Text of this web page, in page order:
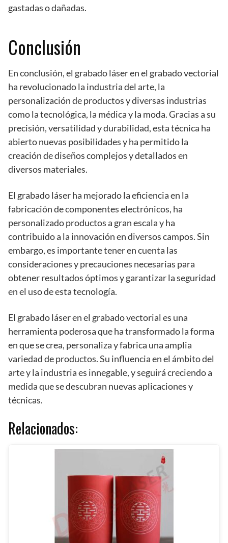
gastadas o dañadas.
Conclusión
En conclusión, el grabado láser en el grabado vectorial
ha revolucionado la industria del arte, la
personalización de productos y diversas industrias
como la tecnológica, la médica y la moda. Gracias a su
precisión, versatilidad y durabilidad, esta técnica ha
abierto nuevas posibilidades y ha permitido la
creación de diseños complejos y detallados en
diversos materiales.
El grabado láser ha mejorado la eficiencia en la
fabricación de componentes electrónicos, ha
personalizado productos a gran escala y ha
contribuido a la innovación en diversos campos. Sin
embargo, es importante tener en cuenta las
consideraciones y precauciones necesarias para
obtener resultados óptimos y garantizar la seguridad
en el uso de esta tecnología.
El grabado láser en el grabado vectorial es una
herramienta poderosa que ha transformado la forma
en que se crea, personaliza y fabrica una amplia
variedad de productos. Su influencia en el ámbito del
arte y la industria es innegable, y seguirá creciendo a
medida que se descubran nuevas aplicaciones y
técnicas.
Relacionados: